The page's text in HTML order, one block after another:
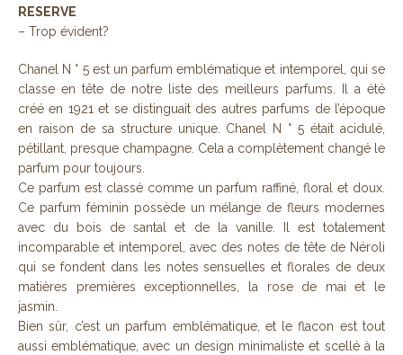
RESERVE
– Trop évident?
Chanel N ° 5 est un parfum emblématique et intemporel, qui se
classe en tête de notre liste des meilleurs parfums. Il a été
créé en 1921 et se distinguait des autres parfums de l’époque
en raison de sa structure unique. Chanel N ° 5 était acidulé,
pétillant, presque champagne. Cela a complètement changé le
parfum pour toujours.
Ce parfum est classé comme un parfum raffiné, floral et doux.
Ce parfum féminin possède un mélange de fleurs modernes
avec du bois de santal et de la vanille. Il est totalement
incomparable et intemporel, avec des notes de tête de Néroli
qui se fondent dans les notes sensuelles et florales de deux
matières premières exceptionnelles, la rose de mai et le
jasmin.
Bien sûr, c’est un parfum emblématique, et le flacon est tout
aussi emblématique, avec un design minimaliste et scellé à la